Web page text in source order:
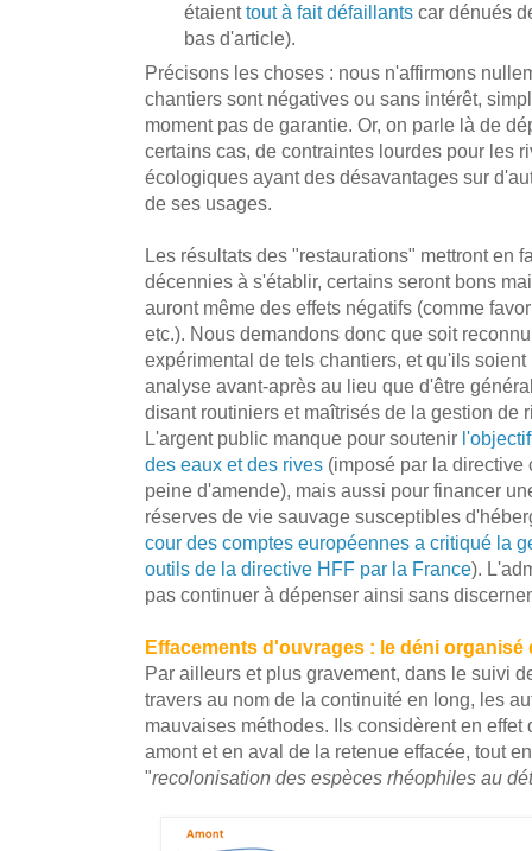
étaienttout à fait défaillants car dénués
bas d'article).
Précisons les choses : nous n'affirmons
chantiers sont négatives ou sans intérêt,
moment pas de garantie. Or, on parle là de
certains cas, de contraintes lourdes pour les
écologiques ayant des désavantages sur
de ses usages.
Les résultats des "restaurations" mettront en
décennies à s'établir, certains seront bons
auront même des effets négatifs (comme
etc.). Nous demandons donc que soit
expérimental de tels chantiers, et qu'ils
analyse avant-après au lieu que d'être
disant routiniers et maîtrisés de la gestion de
L'argent public manque pour soutenir
des eaux et des rives (imposé par la
peine d'amende), mais aussi pour financer
réserves de vie sauvage susceptibles
cour des comptes européennes a critiqué la
outils de la directive HFF par la France).
pas continuer à dépenser ainsi sans
Effacements d'ouvrages : le déni organisé
Par ailleurs et plus gravement, dans le suivi
travers au nom de la continuité en long, les
mauvaises méthodes. Ils considèrent en
amont et en aval de la retenue effacée, tout
"recolonisation des espèces rhéophiles au